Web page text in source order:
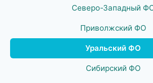
Северо-Западный
Приволжский ФО
Уральский ФО
Сибирский ФО